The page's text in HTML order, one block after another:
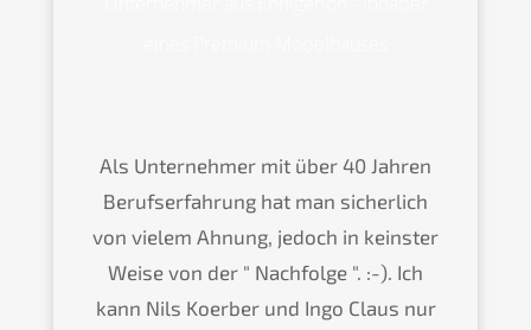
Als Unternehmer mit über 40 Jahren
Berufserfahrung hat man sicherlich
von vielem Ahnung, jedoch in keinster
Weise von der " Nachfolge ". :-). Ich
kann Nils Koerber und Ingo Claus nur